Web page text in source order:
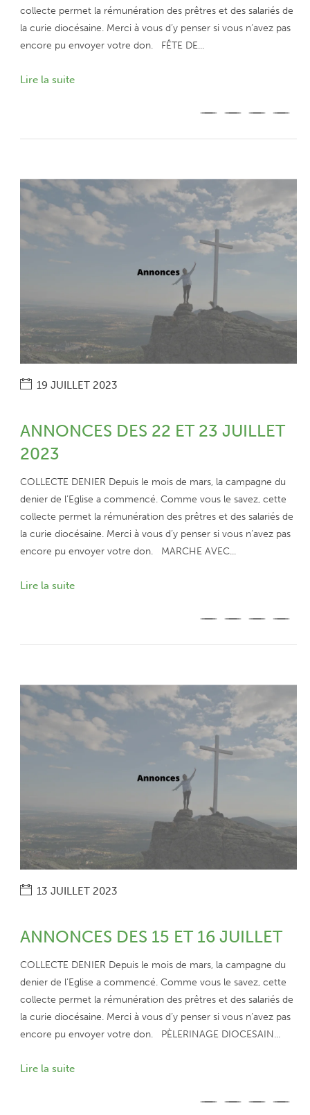
collecte permet la rémunération des prêtres et des salariés de
la curie diocésaine. Merci à vous d’y penser si vous n’avez pas
encore pu envoyer votre don. FÊTE DE...
Lire la suite
19 JUILLET 2023
ANNONCES DES 22 ET 23 JUILLET
2023
COLLECTE DENIER Depuis le mois de mars, la campagne du
denier de l’Eglise a commencé. Comme vous le savez, cette
collecte permet la rémunération des prêtres et des salariés de
la curie diocésaine. Merci à vous d’y penser si vous n’avez pas
encore pu envoyer votre don. MARCHE AVEC...
Lire la suite
13 JUILLET 2023
ANNONCES DES 15 ET 16 JUILLET
COLLECTE DENIER Depuis le mois de mars, la campagne du
denier de l’Eglise a commencé. Comme vous le savez, cette
collecte permet la rémunération des prêtres et des salariés de
la curie diocésaine. Merci à vous d’y penser si vous n’avez pas
encore pu envoyer votre don. PÈLERINAGE DIOCESAIN...
Lire la suite